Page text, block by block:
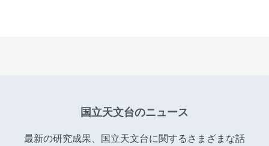
国立天文台のニュース
最新の研究成果、国立天文台に関するさまざまな話